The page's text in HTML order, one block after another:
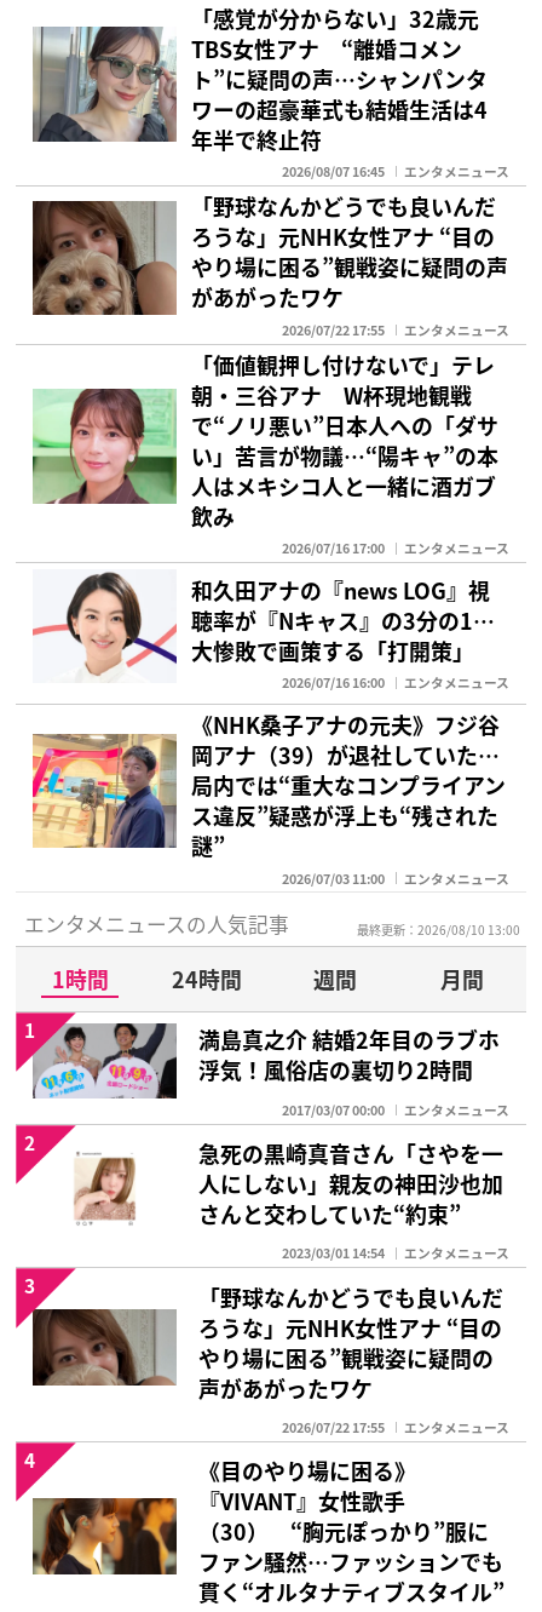
「感覚が分からない」32歳元
TBS女性アナ “離婚コメン
ト”に疑問の声…シャンパンタ
ワーの超豪華式も結婚生活は4
年半で終止符
2026/08/07 16:45 エンタメニュース
「野球なんかどうでも良いんだ
ろうな」元NHK女性アナ “目の
やり場に困る”観戦姿に疑問の声
があがったワケ
2026/07/22 17:55 エンタメニュース
「価値観押し付けないで」テレ
朝・三谷アナ W杯現地観戦
で“ノリ悪い”日本人への「ダサ
い」苦言が物議…“陽キャ”の本
人はメキシコ人と一緒に酒ガブ
飲み
2026/07/16 17:00 エンタメニュース
和久田アナの『news LOG』視
聴率が『Nキャス』の3分の1…
大惨敗で画策する「打開策」
2026/07/16 16:00 エンタメニュース
《NHK桑子アナの元夫》フジ谷
岡アナ（39）が退社していた…
局内では“重大なコンプライアン
ス違反”疑惑が浮上も“残された
謎”
2026/07/03 11:00 エンタメニュース
エンタメニュースの人気記事 最終更新：2026/08/10 13:00
1時間 24時間 週間
月間
満島真之介 結婚2年目のラブホ
浮気！風俗店の裏切り2時間
2017/03/07 00:00 エンタメニュース
1
急死の黒崎真音さん「さやを一
人にしない」親友の神田沙也加
さんと交わしていた“約束”
2023/03/01 14:54 エンタメニュース
2
「野球なんかどうでも良いんだ
ろうな」元NHK女性アナ “目の
やり場に困る”観戦姿に疑問の
声があがったワケ
2026/07/22 17:55 エンタメニュース
3
《目のやり場に困る》
『VIVANT』女性歌手
（30） “胸元ぽっかり”服に
ファン騒然…ファッションでも
貫く“オルタナティブスタイル”
4